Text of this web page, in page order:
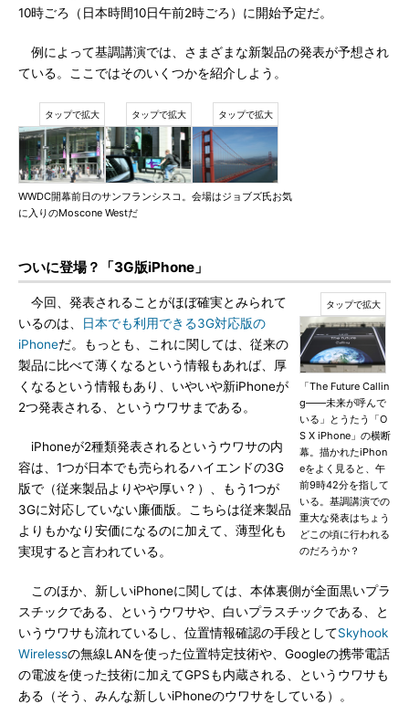
10時ごろ（日本時間10日午前2時ごろ）に開始予定だ。
例によって基調講演では、さまざまな新製品の発表が予想され
ている。ここではそのいくつかを紹介しよう。
WWDC開幕前日のサンフランシスコ。会場はジョブズ氏お気
に入りのMoscone Westだ
ついに登場？「3G版iPhone」
「The Future Callin
g――未来が呼んで
いる」とうたう「O
S X iPhone」の横断
幕。描かれたiPhon
eをよく見ると、午
前9時42分を指して
いる。基調講演での
重大な発表はちょう
どこの頃に行われる
のだろうか？
今回、発表されることがほぼ確実とみられて
いるのは、
日本でも利用できる3G対応版の
iPhoneだ。もっとも、これに関しては、従来の
製品に比べて薄くなるという情報もあれば、厚
くなるという情報もあり、いやいや新iPhoneが
2つ発表される、というウワサまである。
iPhoneが2種類発表されるというウワサの内
容は、1つが日本でも売られるハイエンドの3G
版で（従来製品よりやや厚い？）、もう1つが
3Gに対応していない廉価版。こちらは従来製品
よりもかなり安価になるのに加えて、薄型化も
実現すると言われている。
このほか、新しいiPhoneに関しては、本体裏側が全面黒いプラ
スチックである、というウワサや、白いプラスチックである、と
いうウワサも流れているし、位置情報確認の手段としてSkyhook
Wirelessの無線LANを使った位置特定技術や、Googleの携帯電話
の電波を使った技術に加えてGPSも内蔵される、というウワサも
ある（そう、みんな新しいiPhoneのウワサをしている）。